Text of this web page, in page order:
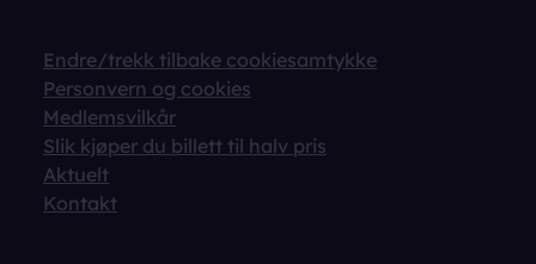
Endre/trekk tilbake cookiesamtykke
Personvern og cookies
Medlemsvilkår
Slik kjøper du billett til halv pris
Aktuelt
Kontakt